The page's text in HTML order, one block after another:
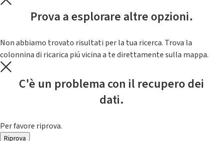
Prova a esplorare altre opzioni.
Non abbiamo trovato risultati per la tua ricerca. Trova la
colonnina di ricarica piú vicina a te direttamente sulla mappa.
C'è un problema con il recupero dei
dati.
Per favore riprova.
Riprova